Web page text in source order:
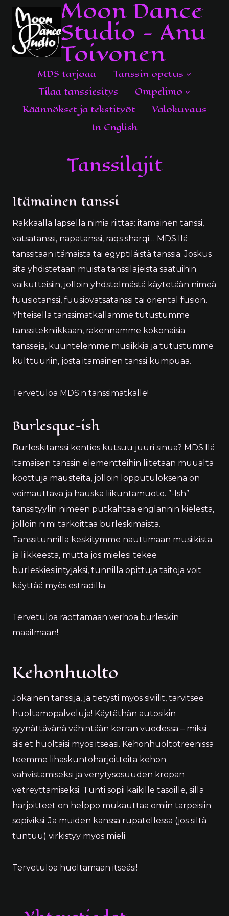
Siirry
sisältöön
Moon Dance
Studio - Anu
Toivonen
MDS tarjoaa
Tanssin opetus
Tilaa tanssiesitys
Ompelimo
Käännökset ja tekstityöt
Valokuvaus
In English
Tanssilajit
Itämainen tanssi
Rakkaalla lapsella nimiä riittää: itämainen tanssi,
vatsatanssi, napatanssi, raqs sharqi… MDS:llä
tanssitaan itämaista tai egyptiläistä tanssia. Joskus
sitä yhdistetään muista tanssilajeista saatuihin
vaikutteisiin, jolloin yhdstelmästä käytetään nimeä
fuusiotanssi, fuusiovatsatanssi tai oriental fusion.
Yhteisellä tanssimatkallamme tutustumme
tanssitekniikkaan, rakennamme kokonaisia
tansseja, kuuntelemme musiikkia ja tutustumme
kulttuuriin, josta itämainen tanssi kumpuaa.
Tervetuloa MDS:n tanssimatkalle!
Burlesque-ish
Burleskitanssi kenties kutsuu juuri sinua? MDS:llä
itämaisen tanssin elementteihin liitetään muualta
koottuja mausteita, jolloin lopputuloksena on
voimauttava ja hauska liikuntamuoto. ”-Ish”
tanssityylin nimeen putkahtaa englannin kielestä,
jolloin nimi tarkoittaa burleskimaista.
Tanssitunnilla keskitymme nauttimaan musiikista
ja liikkeestä, mutta jos mielesi tekee
burleskiesiintyjäksi, tunnilla opittuja taitoja voit
käyttää myös estradilla.
Tervetuloa raottamaan verhoa burleskin
maailmaan!
Kehonhuolto
Jokainen tanssija, ja tietysti myös siviilit, tarvitsee
huoltamopalveluja! Käytäthän autosikin
syynättävänä vähintään kerran vuodessa – miksi
siis et huoltaisi myös itseäsi. Kehonhuoltotreenissä
teemme lihaskuntoharjoitteita kehon
vahvistamiseksi ja venytysosuuden kropan
vetreyttämiseksi. Tunti sopii kaikille tasoille, sillä
harjoitteet on helppo mukauttaa omiin tarpeisiin
sopiviksi. Ja muiden kanssa rupatellessa (jos siltä
tuntuu) virkistyy myös mieli.
Tervetuloa huoltamaan itseäsi!